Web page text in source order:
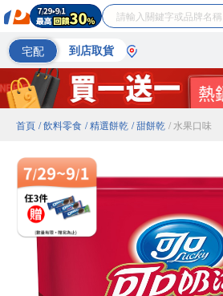
宅配 到店取貨
首頁 / 飲料零食 / 精選餅乾 / 甜餅乾 / 水果口味